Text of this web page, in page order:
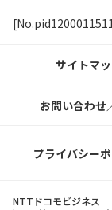
サイトマ
お問い合わせ
プライバシー
NTTドコモビジネス